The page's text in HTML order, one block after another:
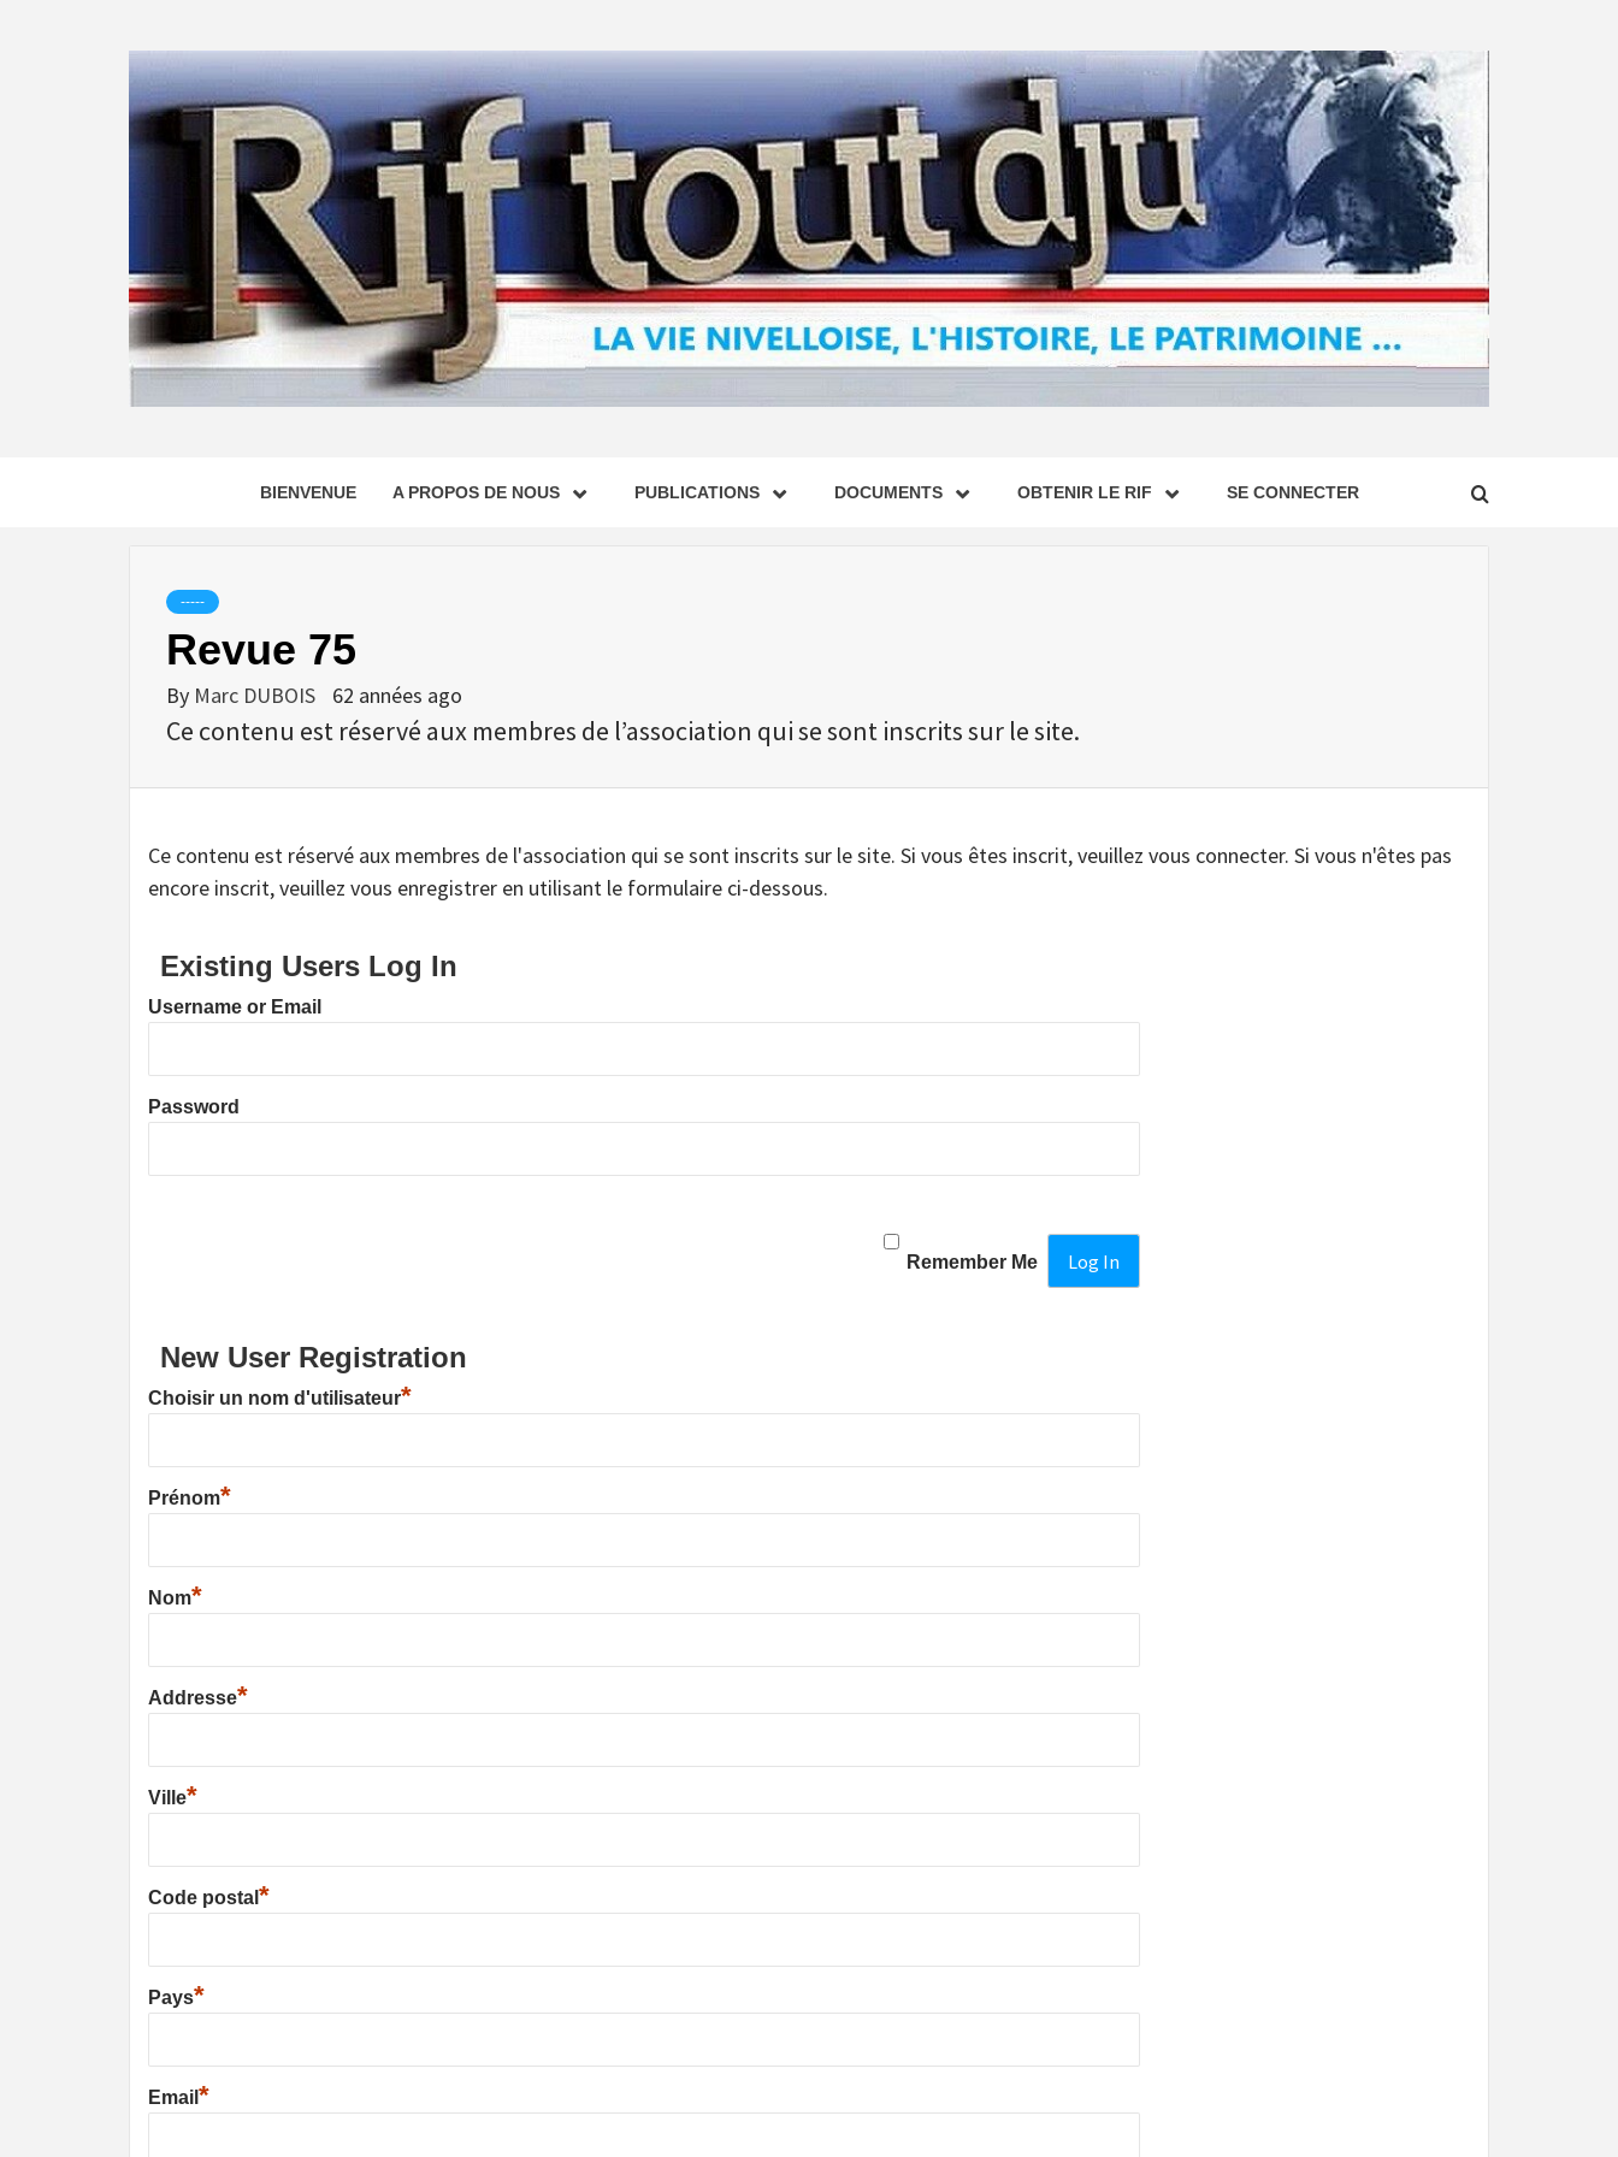
BIENVENUE A PROPOS DE NOUS PUBLICATIONS DOCUMENTS OBTENIR LE RIF SE CONNECTER
-----
Revue 75
By Marc DUBOIS 62 années ago
Ce contenu est réservé aux membres de l’association qui se sont inscrits sur le site.
Ce contenu est réservé aux membres de l'association qui se sont inscrits sur le site. Si vous êtes inscrit, veuillez vous connecter. Si vous n'êtes pas
encore inscrit, veuillez vous enregistrer en utilisant le formulaire ci-dessous.
Existing Users Log In
Username or Email
Password
Remember Me
New User Registration
Choisir un nom d'utilisateur*
Prénom*
Nom*
Addresse*
Ville*
Code postal *
Pays*
Email *